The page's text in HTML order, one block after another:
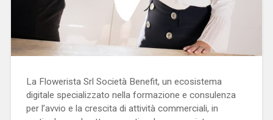
La Flowerista Srl Società Benefit, un ecosistema
digitale specializzato nella formazione e consulenza
per l’avvio e la crescita di attività commerciali, in